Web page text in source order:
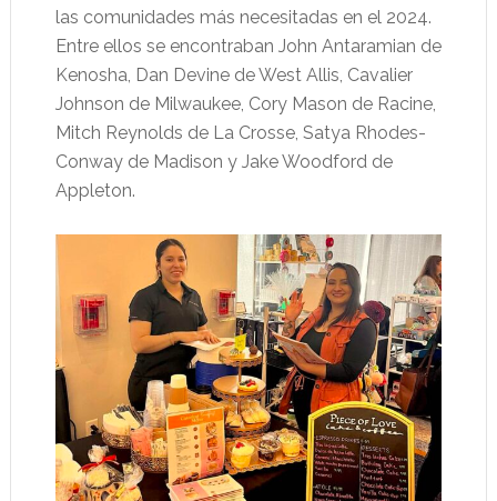
las comunidades más necesitadas en el 2024.
Entre ellos se encontraban John Antaramian de
Kenosha, Dan Devine de West Allis, Cavalier
Johnson de Milwaukee, Cory Mason de Racine,
Mitch Reynolds de La Crosse, Satya Rhodes-
Conway de Madison y Jake Woodford de
Appleton.